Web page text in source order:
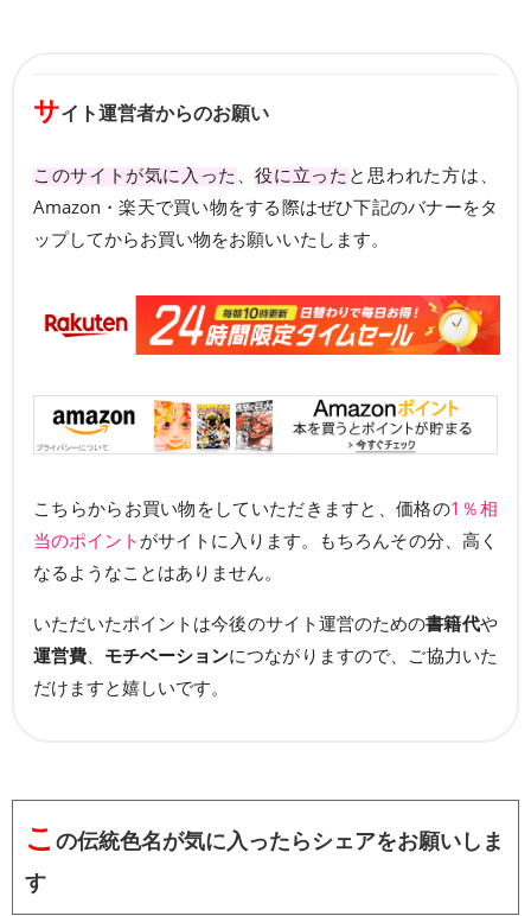
サイト運営者からのお願い
このサイトが気に入った 役に立った と思われた方は、
Amazon・楽天で買い物をする際はぜひ下記のバナーをタ
ップしてからお買い物をお願いいたします。
こちらからお買い物をしていただきますと、価格の1％相
当のポイント がサイトに入ります。もちろんその分、高く
なるようなことはありません。
いただいたポイントは今後のサイト運営のための書籍代や
運営費
モチベーションにつながりますので、ご協力いた
だけますと嬉しいです。
こ の伝統色名が気に入ったらシェアをお願いしま
す